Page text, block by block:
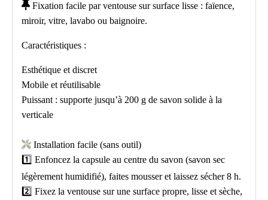
Fixation facile par ventouse sur surface lisse : faïence,
miroir, vitre, lavabo ou baignoire.
Caractéristiques :
Esthétique et discret
Mobile et réutilisable
Puissant : supporte jusqu’à 200 g de savon solide à la
verticale
 Installation facile (sans outil)
1️⃣ Enfoncez la capsule au centre du savon (savon sec
légèrement humidifié), faites mousser et laissez sécher 8 h.
2️⃣ Fixez la ventouse sur une surface propre, lisse et sèche,